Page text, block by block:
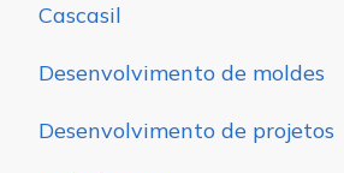
Cascasil
Desenvolvimento de moldes
Desenvolvimento de projetos